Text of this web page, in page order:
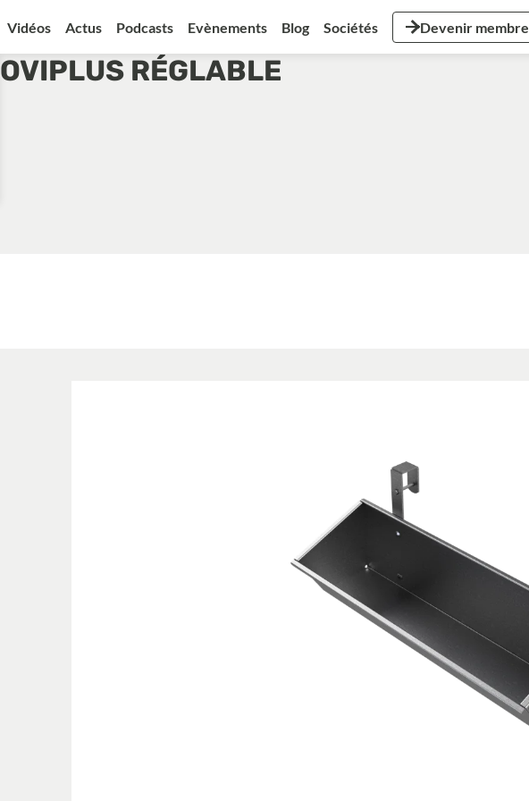
Vidéos Actus Podcasts Evènements Blog Sociétés Devenir membre
OVIPLUS RÉGLABLE